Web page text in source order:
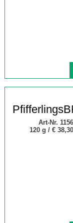
Art-Nr. 1156
120 g / €